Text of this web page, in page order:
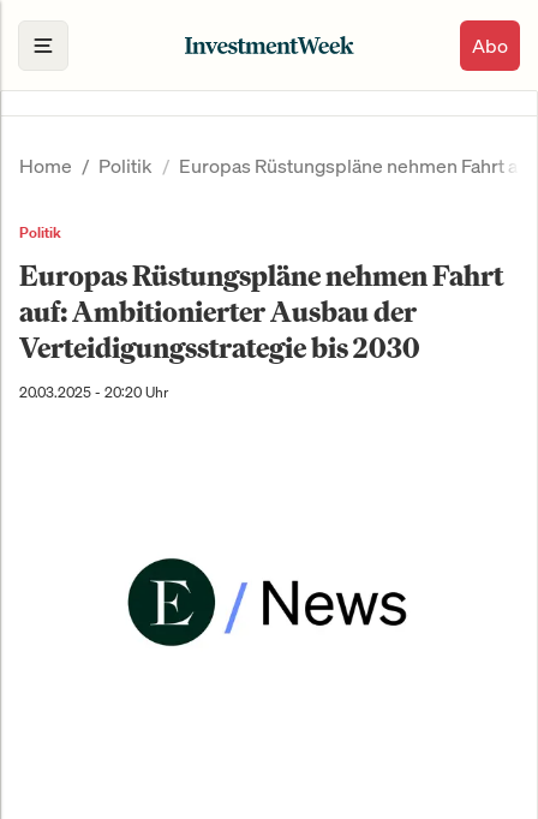
Abo
Home Politik Europas Rüstungspläne nehmen Fahrt
Politik
Europas Rüstungspläne nehmen Fahrt
auf: Ambitionierter Ausbau der
Verteidigungsstrategie bis 2030
20.03.2025 - 20:20 Uhr